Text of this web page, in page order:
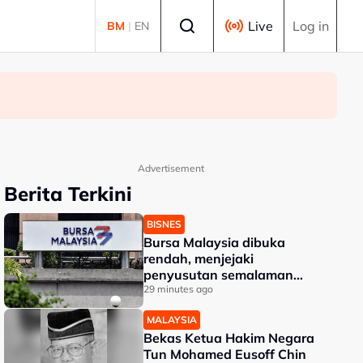
BM | EN Live Log in
Advertisement
Berita Terkini
BISNES
Bursa Malaysia dibuka
rendah, menjejaki
penyusutan semalaman
Wall Street
29 minutes ago
MALAYSIA
Bekas Ketua Hakim Negara
Tun Mohamed Eusoff Chin